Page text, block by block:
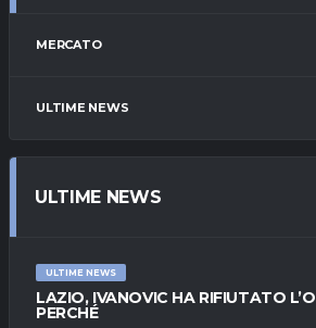
MERCATO
ULTIME NEWS
ULTIME NEWS
ULTIME NEWS
LAZIO, IVANOVIC HA RIFIUTATO
PERCHÉ